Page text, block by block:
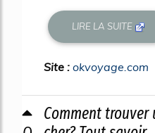
LIRE LA SUITE
Site : okvoyage.com
Comment